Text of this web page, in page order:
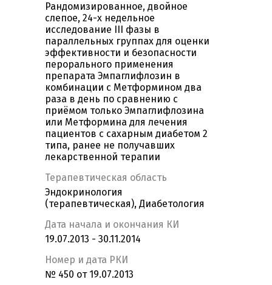
Рандомизированное, двойное
слепое, 24-х недельное
исследование III фазы в
параллельных группах для оценки
эффективности и безопасности
перорального применения
препарата Эмпаглифлозин в
комбинации с Метформином два
раза в день по сравнению с
приёмом только Эмпаглифлозина
или Метформина для лечения
пациентов с сахарным диабетом 2
типа, ранее не получавших
лекарственной терапии
Терапевтическая область
Эндокринология
(терапевтическая), Диабетология
Дата начала и окончания КИ
19.07.2013 - 30.11.2014
Номер и дата РКИ
№ 450 от 19.07.2013